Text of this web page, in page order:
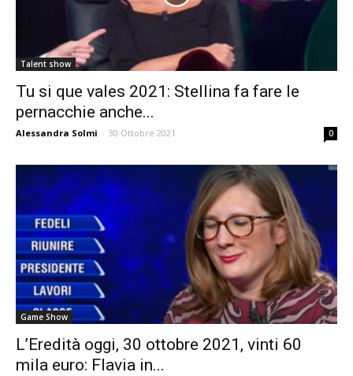
Talent show
Tu si que vales 2021: Stellina fa fare le
pernacchie anche...
Alessandra Solmi - 30 Ottobre 2021 0
Game Show
L’Eredità oggi, 30 ottobre 2021, vinti 60
mila euro: Flavia in...